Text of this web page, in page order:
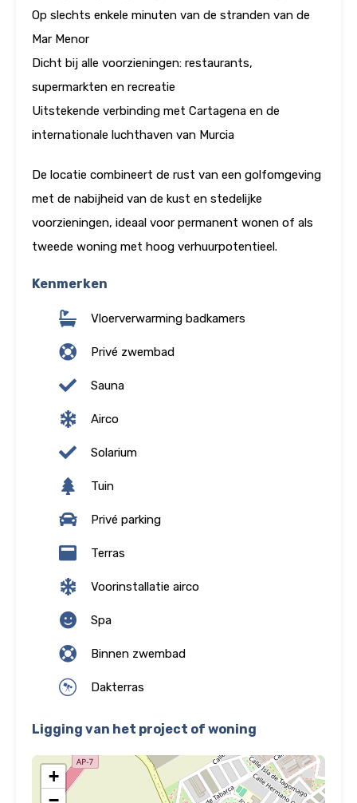
Op slechts enkele minuten van de stranden van de
Mar Menor
Dicht bij alle voorzieningen: restaurants,
supermarkten en recreatie
Uitstekende verbinding met Cartagena en de
internationale luchthaven van Murcia
De locatie combineert de rust van een golfomgeving
met de nabijheid van de kust en stedelijke
voorzieningen, ideaal voor permanent wonen of als
tweede woning met hoog verhuurpotentieel.
Kenmerken
Vloerverwarming badkamers
Privé zwembad
Sauna
Airco
Solarium
Tuin
Privé parking
Terras
Voorinstallatie airco
Spa
Binnen zwembad
Dakterras
Ligging van het project of woning
+